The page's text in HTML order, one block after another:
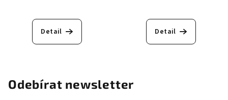
Detail Detail
Odebírat newsletter